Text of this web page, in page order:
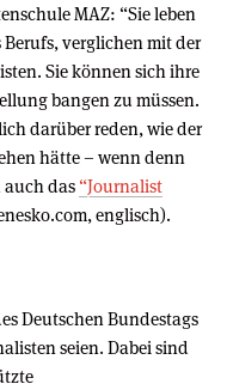
MAZ: “Sie leben
verglichen mit der
Sie können sich ihre
bangen zu müssen.
darüber reden, wie der
hätte – wenn denn
auch das “Journalist
englisch).
Deutschen Bundestags
seien. Dabei sind